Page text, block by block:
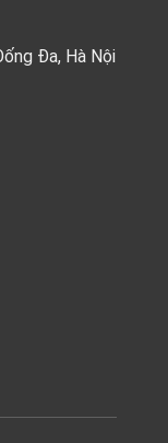
Đa, Hà Nội